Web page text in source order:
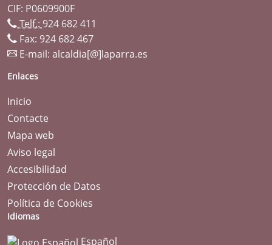
CIF: P0609900F
Telf.: 924 682 411
Fax: 924 682 467
E-mail: alcaldia[@]laparra.es
Enlaces
Inicio
Contacte
Mapa web
Aviso legal
Accesibilidad
Protección de Datos
Política de Cookies
Idiomas
Español